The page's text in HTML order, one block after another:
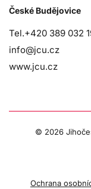
České Budějovice
Tel.+420 389 032
info@jcu.cz
www.jcu.cz
© 2026
Ochrana